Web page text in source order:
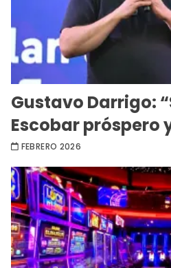
Gustavo Darrigo:
Escobar próspero
FEBRERO 2026